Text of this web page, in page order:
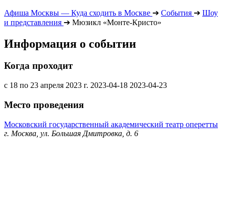
Афиша Москвы — Куда сходить в Москве ➔ События ➔ Шоу
и представления ➔ Мюзикл «Монте-Кристо»
Информация о событии
Когда проходит
с 18 по 23 апреля 2023 г. 2023-04-18 2023-04-23
Место проведения
Московский государственный академический театр оперетты
г. Москва, ул. Большая Дмитровка, д. 6